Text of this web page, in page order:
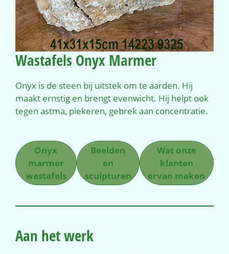
Wastafels Onyx Marmer
Onyx is de steen bij uitstek om te aarden. Hij
maakt ernstig en brengt evenwicht. Hij helpt ook
tegen astma, piekeren, gebrek aan concentratie.
Onyx
marmer
wastafels
Beelden
en
sculpturen
Wat onze
klanten
ervan maken
Aan het werk